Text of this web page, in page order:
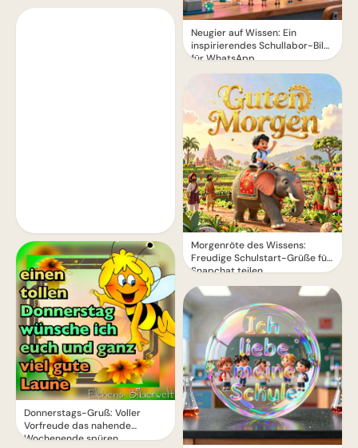
Donnerstags-Gruß: Voller
Vorfreude das nahende
Wochenende spüren
Neugier auf Wissen: Ein
inspirierendes Schullabor-Bild
für WhatsApp
Morgenröte des Wissens:
Freudige Schulstart-Grüße für
Snapchat teilen